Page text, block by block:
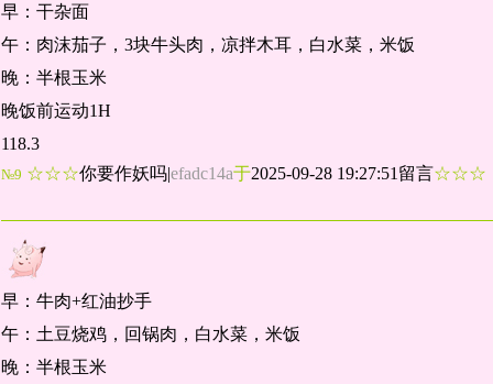
早：干杂面
午：肉沫茄子，3块牛头肉，凉拌木耳，白水菜，米饭
晚：半根玉米
晚饭前运动1H
118.3
№9 ☆☆☆你要作妖吗|efadc14a于2025-09-28 19:27:51留言
早：牛肉+红油抄手
午：土豆烧鸡，回锅肉，白水菜，米饭
晚：半根玉米